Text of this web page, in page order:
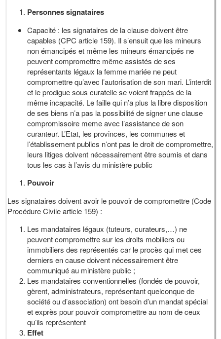
Personnes signataires
Capacité : les signataires de la clause doivent être
capables (CPC article 159). Il s’ensuit que les mineurs
non émancipés et même les mineurs émancipés ne
peuvent compromettre même assistés de ses
représentants légaux la femme mariée ne peut
compromettre qu’avec l’autorisation de son mari. L’interdit
et le prodigue sous curatelle se voient frappés de la
même incapacité. Le faille qui n’a plus la libre disposition
de ses biens n’a pas la possibilité de signer une clause
compromissoire meme avec l’assistance de son
curanteur. L’Etat, les provinces, les communes et
l’établissement publics n’ont pas le droit de compromettre,
leurs litiges doivent nécessairement être soumis et dans
tous les cas à l’avis du ministère public
Pouvoir
Les signataires doivent avoir le pouvoir de compromettre (Code
Procédure Civile article 159) :
Les mandataires légaux (tuteurs, curateurs,…) ne
peuvent compromettre sur les droits mobiliers ou
immobiliers des représentés car le procès qui met ces
derniers en cause doivent nécessairement être
communiqué au ministère public ;
Les mandataires conventionnelles (fondés de pouvoir,
gèrent, administrateurs, représentant quelconque de
société ou d’association) ont besoin d’un mandat spécial
et exprès pour pouvoir compromettre au nom de ceux
qu’ils représentent
Effet